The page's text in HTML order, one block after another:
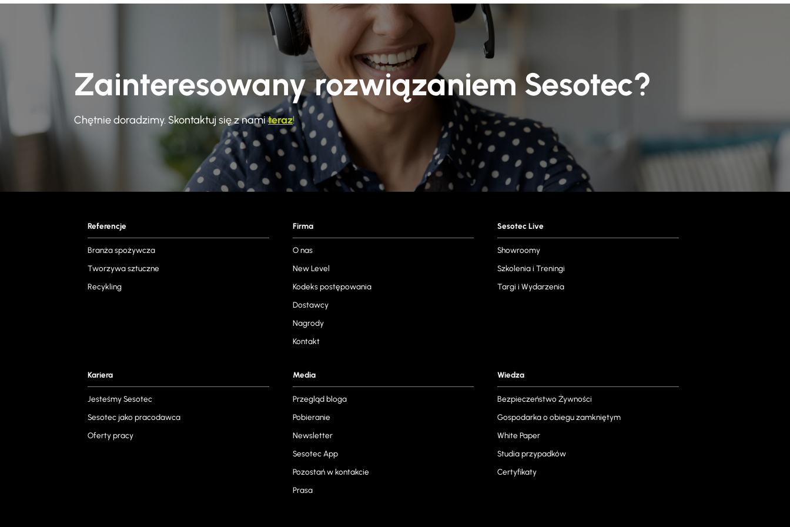
Zainteresowany rozwiązaniem Sesotec?
Chętnie doradzimy. Skontaktuj się z namiteraz!
Referencje
Branża spożywcza
Tworzywa sztuczne
Recykling
Firma
O nas
New Level
Kodeks postępowania
Dostawcy
Nagrody
Kontakt
Sesotec Live
Showroomy
Szkolenia i Treningi
Targi i Wydarzenia
Kariera
Jesteśmy Sesotec
Sesotec jako pracodawca
Oferty pracy
Media
Przegląd bloga
Pobieranie
Newsletter
Sesotec App
Pozostań w kontakcie
Prasa
Wiedza
Bezpieczeństwo Żywności
Gospodarka o obiegu zamkniętym
White Paper
Studia przypadków
Certyfikaty